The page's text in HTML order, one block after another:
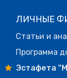
ЛИЧНЫЕ
Статьи и
Программа
Эстафета